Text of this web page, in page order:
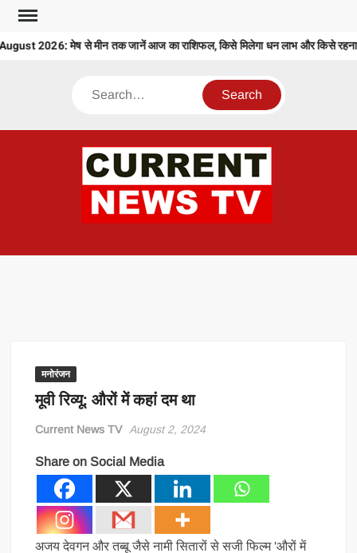
Skip
content
2026: मेष से मीन तक जानें आज का राशिफल, किसे मिलेगा धन लाभ और किसे रहना
Search
मनोरंजन
मूवी रिव्यू: औरों में कहां दम था
Current News TV August 2, 2024
Share on Social Media
अजय देवगन और तब्बू जैसे नामी सितारों से सजी फिल्म 'औरों में